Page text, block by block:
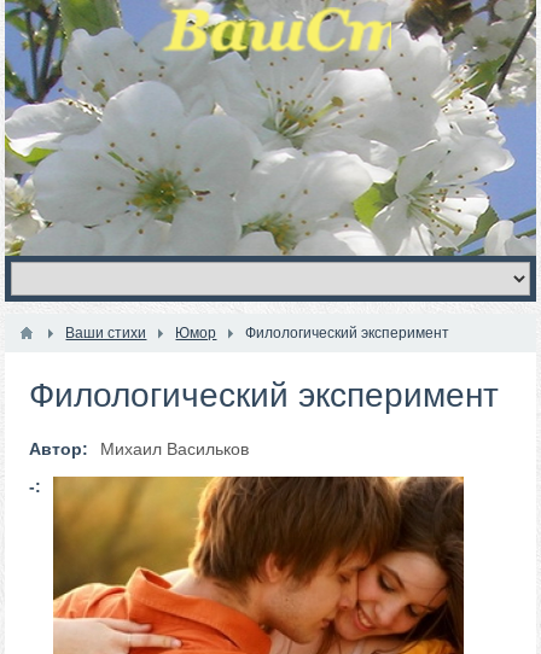
Ваши стихи Юмор Филологический эксперимент
Филологический эксперимент
Автор:
Михаил Васильков
-: